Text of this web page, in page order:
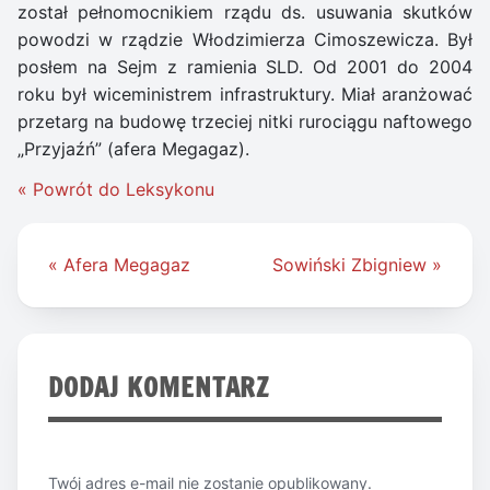
został pełnomocnikiem rządu ds. usuwania skutków
powodzi w rządzie Włodzimierza Cimoszewicza. Był
posłem na Sejm z ramienia SLD. Od 2001 do 2004
roku był wiceministrem infrastruktury. Miał aranżować
przetarg na budowę trzeciej nitki rurociągu naftowego
„Przyjaźń” (afera Megagaz).
« Powrót do Leksykonu
Nawigacja
« Afera Megagaz Sowiński Zbigniew »
DODAJ KOMENTARZ
Twój adres e-mail nie zostanie opublikowany.